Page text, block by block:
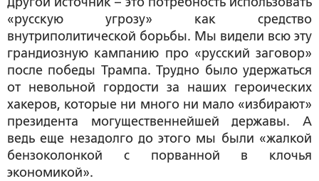
«русскую угрозу» как средство
внутриполитической борьбы. Мы видели всю эту
грандиозную кампанию про «русский заговор»
после победы Трампа. Трудно было удержаться
от невольной гордости за наших героических
хакеров, которые ни много ни мало «избирают»
президента могущественнейшей державы. А
ведь еще незадолго до этого мы были «жалкой
бензоколонкой с порванной в клочья
экономикой».